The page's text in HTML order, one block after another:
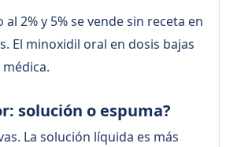
2% y 5% se vende sin receta en
El minoxidil oral en dosis bajas
solución o espuma?
La solución líquida es más